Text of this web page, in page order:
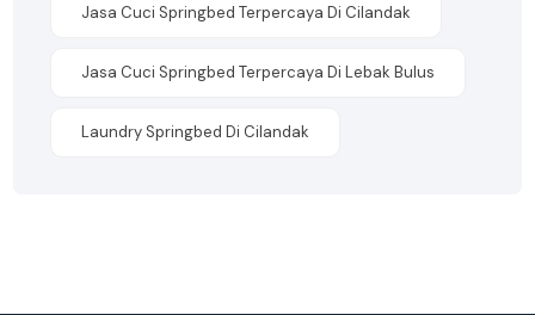
Jasa Cuci Springbed Terpercaya Di Cilandak
Jasa Cuci Springbed Terpercaya Di Lebak Bulus
Laundry Springbed Di Cilandak